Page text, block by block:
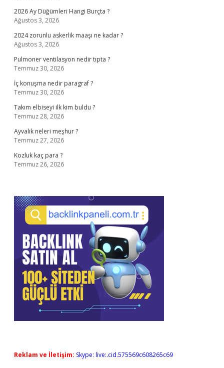
2026 Ay Düğümleri Hangi Burçta ?
Ağustos 3, 2026
2024 zorunlu askerlik maaşı ne kadar ?
Ağustos 3, 2026
Pulmoner ventilasyon nedir tıpta ?
Temmuz 30, 2026
İç konuşma nedir paragraf ?
Temmuz 30, 2026
Takım elbiseyi ilk kim buldu ?
Temmuz 28, 2026
Ayvalık neleri meşhur ?
Temmuz 27, 2026
Kozluk kaç para ?
Temmuz 26, 2026
Reklam ve İletişim: Skype: live:.cid.575569c608265c69